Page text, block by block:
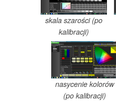
skala szarości (po
kalibracji)
nasycenie kolorów
(po kalibracji)